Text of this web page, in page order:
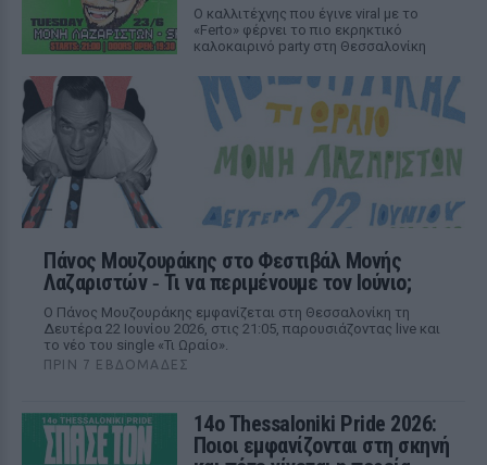
Ο καλλιτέχνης που έγινε viral με το
«Ferto» φέρνει το πιο εκρηκτικό
καλοκαιρινό party στη Θεσσαλονίκη
Πάνος Μουζουράκης στο Φεστιβάλ Μονής
Λαζαριστών ‑ Τι να περιμένουμε τον Ιούνιο;
Ο Πάνος Μουζουράκης εμφανίζεται στη Θεσσαλονίκη τη
Δευτέρα 22 Ιουνίου 2026, στις 21:05, παρουσιάζοντας live και
το νέο του single «Τι Ωραίο».
ΠΡΙΝ 7 ΕΒΔΟΜΆΔΕΣ
14ο Thessaloniki Pride 2026:
Ποιοι εμφανίζονται στη σκηνή